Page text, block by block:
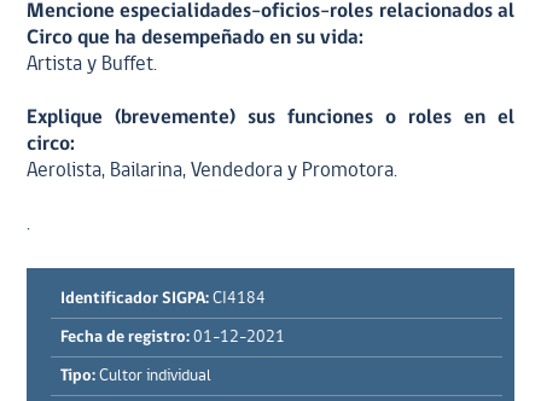
Mencione especialidades-oficios-roles relacionados al
Circo que ha desempeñado en su vida:
Artista y Buffet.
Explique (brevemente) sus funciones o roles en el
circo:
Aerolista, Bailarina, Vendedora y Promotora.
.
Identificador SIGPA: CI4184
Fecha de registro: 01-12-2021
Tipo: Cultor individual